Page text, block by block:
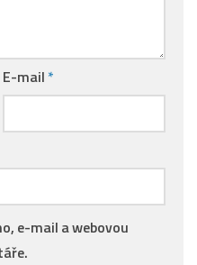
E-mail *
e-mail a webovou